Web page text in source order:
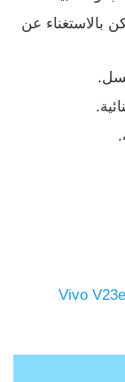
بالاستغناء عن
سعر ومواصفات هاتف Vivo V23e